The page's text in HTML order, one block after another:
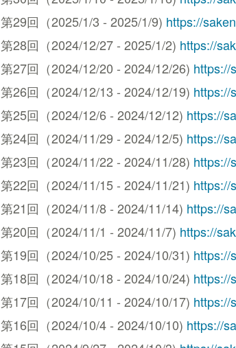
第29回（2025/1/3 - 2025/1/9) https://
第28回（2024/12/27 - 2025/1/2) https://
第27回（2024/12/20 - 2024/12/26) https://
第26回（2024/12/13 - 2024/12/19) https://
第25回（2024/12/6 - 2024/12/12) https://
第24回（2024/11/29 - 2024/12/5) https://
第23回（2024/11/22 - 2024/11/28) https://
第22回（2024/11/15 - 2024/11/21) https://
第21回（2024/11/8 - 2024/11/14) https://
第20回（2024/11/1 - 2024/11/7) https://
第19回（2024/10/25 - 2024/10/31) https://
第18回（2024/10/18 - 2024/10/24) https://
第17回（2024/10/11 - 2024/10/17) https://
第16回（2024/10/4 - 2024/10/10) https://